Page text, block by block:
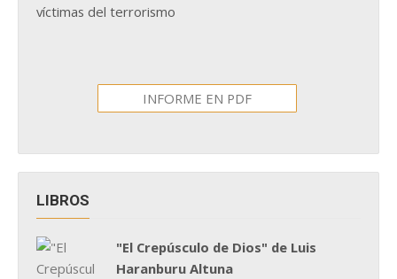
víctimas del terrorismo
INFORME EN PDF
LIBROS
"El Crepúsculo de Dios" de Luis
Haranburu Altuna